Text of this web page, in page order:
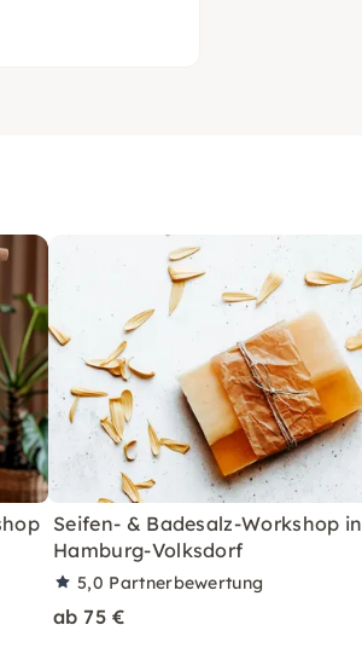
Seifen- & Badesalz-Workshop in
Hamburg-Volksdorf
5,0 Partnerbewertung
ab 75 €